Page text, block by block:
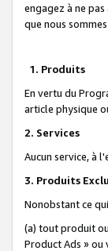
engagez à ne
que nous
1. Produits
En vertu du
article physique
2. Services
Aucun service, à
3. Produits
Nonobstant ce
(a) tout produit
Product Ads » ou